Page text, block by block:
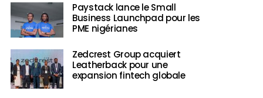
Paystack lance le Small
Business Launchpad pour les
PME nigérianes
Zedcrest Group acquiert
Leatherback pour une
expansion fintech globale